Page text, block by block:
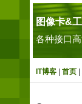
图像卡&
各种接口
IT博客 首页